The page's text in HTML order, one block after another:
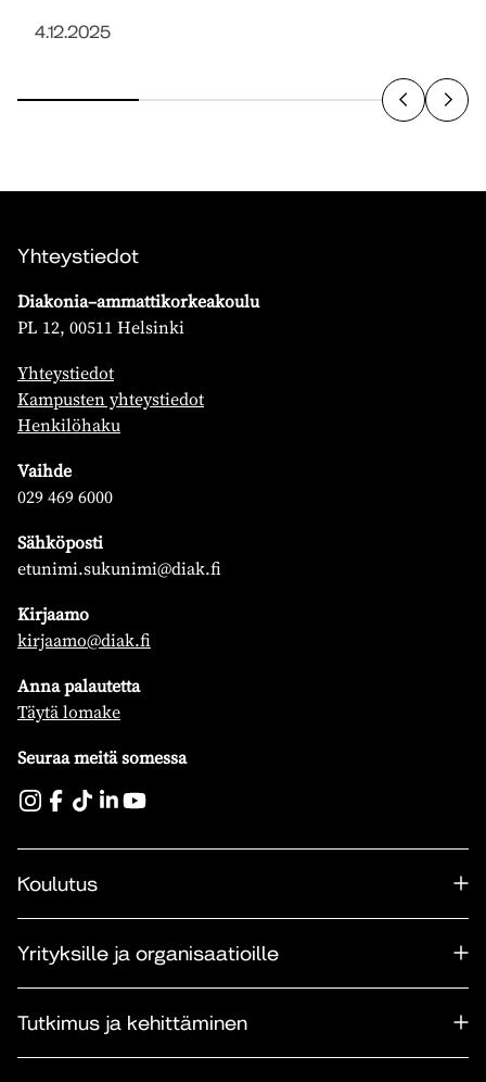
4.12.2025
Yhteystiedot
Diakonia–ammattikorkeakoulu
PL 12, 00511 Helsinki
Yhteystiedot
Kampusten yhteystiedot
Henkilöhaku
Vaihde
029 469 6000
Sähköposti
etunimi.sukunimi@diak.fi
Kirjaamo
kirjaamo@diak.fi
Anna palautetta
Täytä lomake
Seuraa meitä somessa
Koulutus
Yrityksille ja organisaatioille
Tutkimus ja kehittäminen